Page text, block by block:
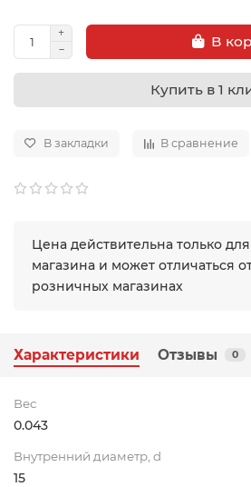
В
Купить в 1
В закладки В сравнение
Цена действительна только
магазина и может отличаться
розничных магазинах
Характеристики Отзывы 0
Вес
0.043
Внутренний диаметр, d
15